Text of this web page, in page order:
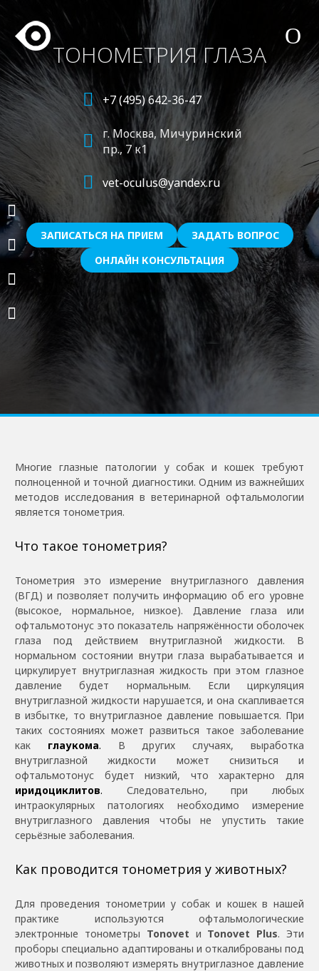
ТОНОМЕТРИЯ ГЛАЗА
+7 (495) 642-36-47
г. Москва, Мичуринский
пр., 7 к1
vet-oculus@yandex.ru
ЗАПИСАТЬСЯ НА ПРИЕМ
ЗАДАТЬ ВОПРОС
ОНЛАЙН КОНСУЛЬТАЦИЯ
Многие глазные патологии у собак и кошек требуют
полноценной и точной диагностики. Одним из важнейших
методов исследования в ветеринарной офтальмологии
является тонометрия.
Что такое тонометрия?
Тонометрия это измерение внутриглазного давления
(ВГД) и позволяет получить информацию об его уровне
(высокое, нормальное, низкое). Давление глаза или
офтальмотонус это показатель напряжённости оболочек
глаза под действием внутриглазной жидкости. В
нормальном состоянии внутри глаза вырабатывается и
циркулирует внутриглазная жидкость при этом глазное
давление будет нормальным. Если циркуляция
внутриглазной жидкости нарушается, и она скапливается
в избытке, то внутриглазное давление повышается. При
таких состояниях может развиться такое заболевание
как глаукома. В других случаях, выработка
внутриглазной жидкости может снизиться и
офтальмотонус будет низкий, что характерно для
иридоциклитов. Следовательно, при любых
интраокулярных патологиях необходимо измерение
внутриглазного давления чтобы не упустить такие
серьёзные заболевания.
Как проводится тонометрия у животных?
Для проведения тонометрии у собак и кошек в нашей
практике используются офтальмологические
электронные тонометры Tonovet и Tonovet Plus. Эти
проборы специально адаптированы и откалиброваны под
животных и позволяют измерять внутриглазное давление